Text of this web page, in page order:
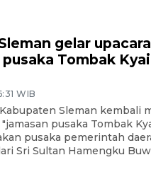
gelar
Tombak Kyai
WIB
Sleman kembali
"jamasan pusaka Tombak
pusaka pemerintah
Sri Sultan Hamengku